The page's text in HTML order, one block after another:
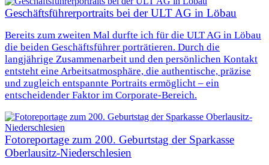
Geschäftsführerportraits bei der ULT AG in Löbau
Bereits zum zweiten Mal durfte ich für die ULT AG in Löbau
die beiden Geschäftsführer porträtieren. Durch die
langjährige Zusammenarbeit und den persönlichen Kontakt
entsteht eine Arbeitsatmosphäre, die authentische, präzise
und zugleich entspannte Portraits ermöglicht – ein
entscheidender Faktor im Corporate-Bereich.
Fotoreportage zum 200. Geburtstag der Sparkasse
Oberlausitz-Niederschlesien